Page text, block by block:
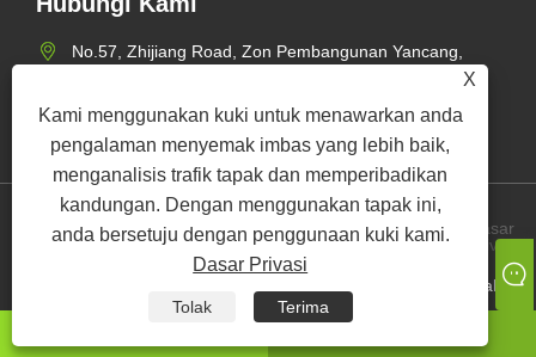
X
Kami menggunakan kuki untuk menawarkan anda
pengalaman menyemak imbas yang lebih baik,
menganalisis trafik tapak dan memperibadikan
kandungan. Dengan menggunakan tapak ini,
anda bersetuju dengan penggunaan kuki kami.
Dasar Privasi
Tolak Terima
No.57, Zhijiang Road, Zon Pembangunan Yancang,
+86-573-89235361
jbl12@jblfz.com
Links Sitemap RSS XML
Dasar
Privasi
Hak Cipta © 2021 Haining Jinbaili Textile Co., Ltd. Semua hak
terpelihara.